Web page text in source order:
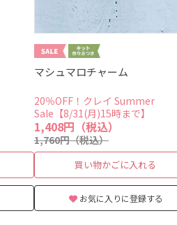
マシュマロチャーム
20％OFF！クレイ Summer
Sale【8/31(月)15時まで】
1,408円（税込）
1,760円（税込）
買い物かごに入れる
お気に入りに登録する